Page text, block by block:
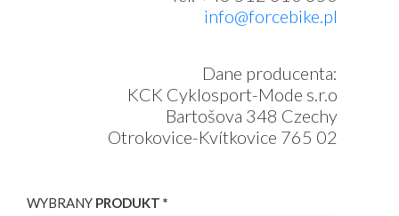
info@forcebike.pl
Dane producenta:
KCK Cyklosport-Mode s.r.o
Bartošova 348 Czechy
Otrokovice-Kvítkovice 765 02
WYBRANY PRODUKT *